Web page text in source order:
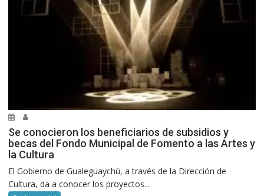
Se conocieron los beneficiarios de subsidios y
becas del Fondo Municipal de Fomento a las Artes y
la Cultura
El Gobierno de Gualeguaychú, a través de la Dirección de
Cultura, da a conocer los proyectos...